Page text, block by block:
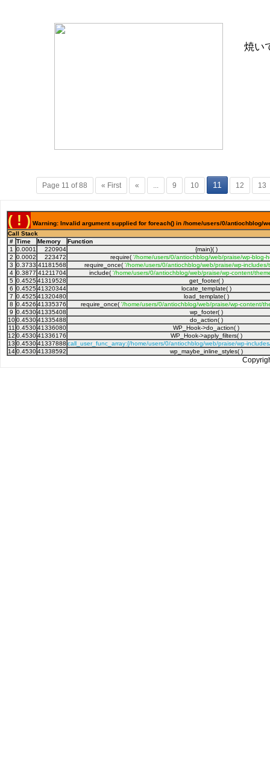
焼い
Page 11 of 88 « First « ... 9 10 11 12 13
( ! ) Warning: Invalid argument supplied for foreach() in /home/users/0/antiochblog/
Call Stack
# Time Memory
Function
1
0.0001 220904
{main}( )
2 0.0002 223472 require( '/home/users/0/antiochblog/web/praise/wp-blog-
3 0.3733 41181568 require_once( '/home/users/0/antiochblog/web/praise/wp-includes/
4 0.3877 41211704 include( '/home/users/0/antiochblog/web/praise/wp-content/
5 0.452541319528
get_footer( )
6 0.452541320344
locate_template( )
7 0.452541320480
load_template( )
8 0.4526 41335376 require_once( '/home/users/0/antiochblog/web/praise/wp-content/
9 0.453041335408
wp_footer( )
100.453041335488
do_action( )
11 0.453041336080
WP_Hook->do_action( )
12 0.453041336176
WP_Hook->apply_filters( )
13 0.453041337888 call_user_func_array:{/home/users/0/antiochblog/web/praise/wp-
140.453041338592 wp_maybe_inline_styles( )